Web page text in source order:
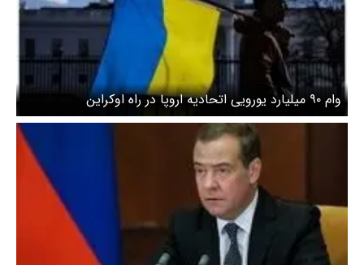
وام ۹۰ میلیارد یورویی اتحادیه اروپا در راه اوکراین